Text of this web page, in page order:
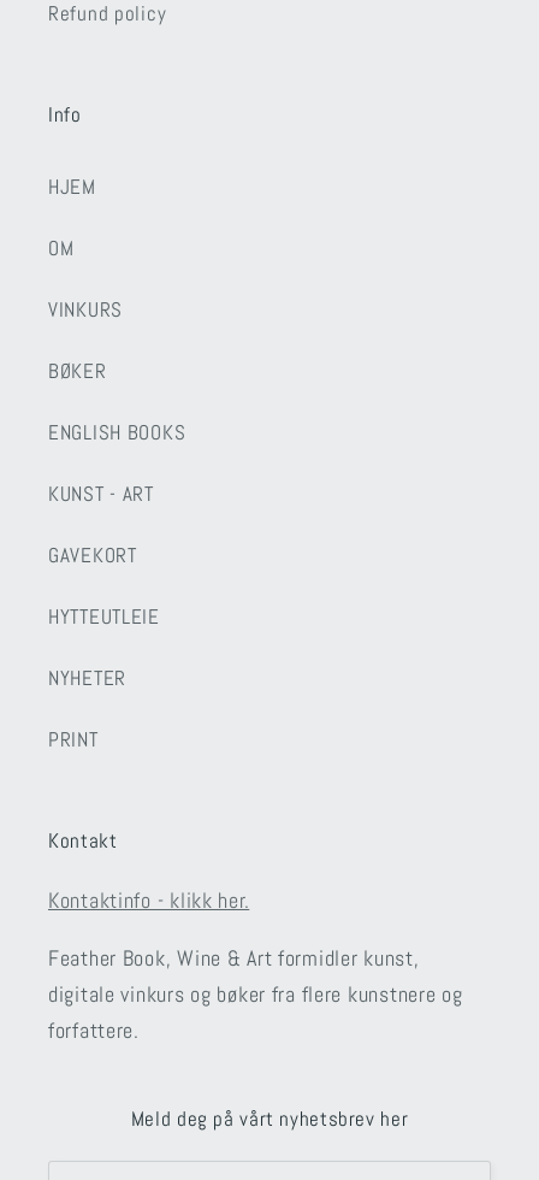
Refund policy
Info
HJEM
OM
VINKURS
BØKER
ENGLISH BOOKS
KUNST - ART
GAVEKORT
HYTTEUTLEIE
NYHETER
PRINT
Kontakt
Kontaktinfo - klikk her.
Feather Book, Wine & Art formidler kunst,
digitale vinkurs og bøker fra flere kunstnere og
forfattere.
Meld deg på vårt nyhetsbrev her